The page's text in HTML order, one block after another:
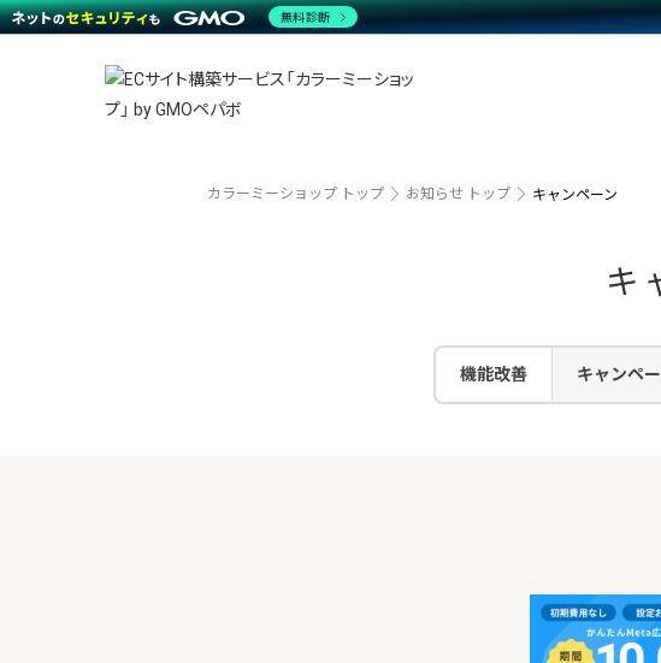
商材一覧を見る
越境EC（海外販売）
売上につながる集客
顧客ロイヤリティを向上
複数店舗との連携
料金
事例
運営サポート
サポート一覧を見る
開発・API連携代行
カラーミーショップ トップ お知らせ トップ キャンペーン
キ
機能改善 キャンペ
無料診断